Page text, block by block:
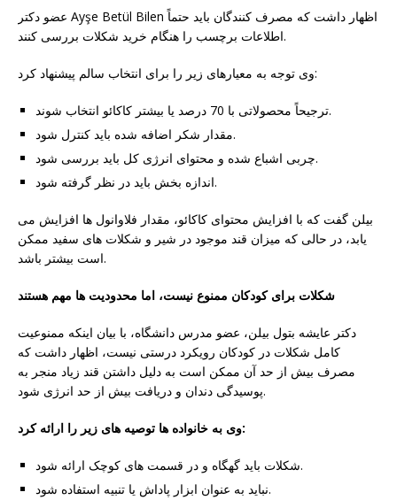
عضو دکتر Ayşe Betül Bilen اظهار داشت که مصرف کنندگان باید حتماً
اطلاعات برچسب را هنگام خرید شکلات بررسی کنند.
وی توجه به معیارهای زیر را برای انتخاب سالم پیشنهاد کرد:
ترجیحاً محصولاتی با 70 درصد یا بیشتر کاکائو انتخاب شوند.
مقدار شکر اضافه شده باید کنترل شود.
چربی اشباع شده و محتوای انرژی کل باید بررسی شود.
اندازه بخش باید در نظر گرفته شود.
بیلن گفت که با افزایش محتوای کاکائو، مقدار فلاوانول ها افزایش می
یابد، در حالی که میزان قند موجود در شیر و شکلات های سفید ممکن
است بیشتر باشد.
شکلات برای کودکان ممنوع نیست، اما محدودیت ها مهم هستند
دکتر عایشه بتول بیلن، عضو مدرس دانشگاه، با بیان اینکه ممنوعیت
کامل شکلات در کودکان رویکرد درستی نیست، اظهار داشت که
مصرف بیش از حد آن ممکن است به دلیل داشتن قند زیاد منجر به
پوسیدگی دندان و دریافت بیش از حد انرژی شود.
وی به خانواده ها توصیه های زیر را ارائه کرد:
شکلات باید گهگاه و در قسمت های کوچک ارائه شود.
نباید به عنوان ابزار پاداش یا تنبیه استفاده شود.